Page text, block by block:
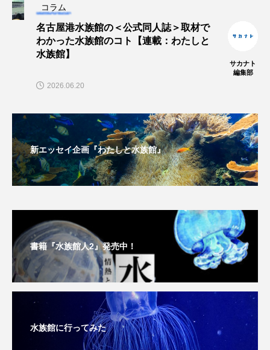
軟体動物
郷土料理 酒 釣り 鑑賞魚
雷魚
飼育 骨 高知県 魚介類 魚卵
魚食 鯛の鯛 鯨類 鰭脚類
鳥羽水族館 鴨川シーワールド
コラム
名古屋港水族館の＜公式同人誌＞取材で
わかった水族館のコト【連載：わたしと
水族館】
サカナト
編集部
2026.06.20
新エッセイ企画『わたしと水族館』
書籍『水族館人2』発売中！
水族館に行ってみた